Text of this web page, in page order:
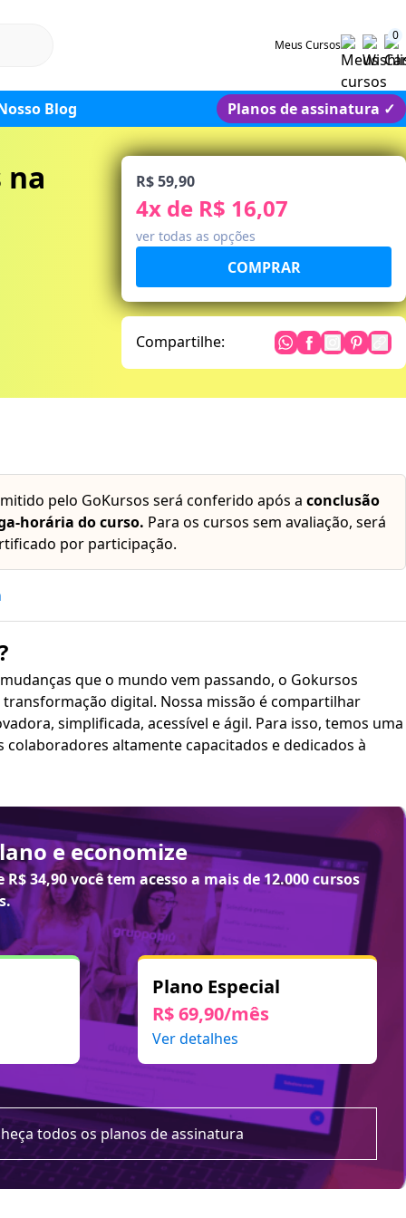
Meus Cursos
0
Blog Planos de assinatura ✓
R$ 59,90
4x de R$ 16,07
ver todas as opções
Compartilhe:
pelo GoKursos será conferido após a conclusão
horária do curso. Para os cursos sem avaliação, será
por participação.
que o mundo vem passando, o Gokursos
digital. Nossa missão é compartilhar
acessível e ágil. Para isso, temos uma
altamente capacitados e dedicados à
e economize
R$ 34,90você tem acesso a mais de 12.000 cursos
Plano Especial
R$ 69,90/mês
Ver detalhes
todos os planos de assinatura